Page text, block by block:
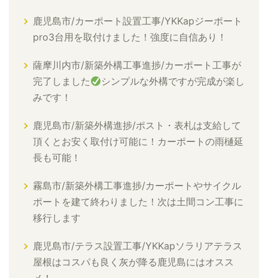
鹿児島市/カーポート設置工事/YKKapジーポート
pro3台用を取付けました！強度に自信あり！
薩摩川内市/新築外構工事進捗/カーポート工事が
完了しました
シンプルな外構ですが完成が楽し
みです！
鹿児島市/新築外構進捗/ポスト・表札は支給して
頂くとお安く取付け可能に！カーポートの雨樋延
長も可能！
霧島市/新築外構工事進捗/カーポートやサイクル
ポートを建て終わりました！次は土間コン工事に
移行します
鹿児島市/テラス設置工事/YKKapソラリアテラス
屋根はコスパも良く灰が降る鹿児島にはオスス